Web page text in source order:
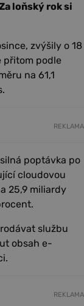
loňský rok si
zvýšily o 18
přitom podle
na 61,1
REKLAMA
poptávka po
cloudovou
25,9 miliardy
službu
obsah e-
REKLAMA